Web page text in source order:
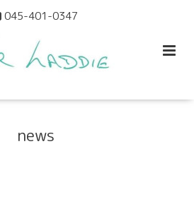
045-401-0347
news